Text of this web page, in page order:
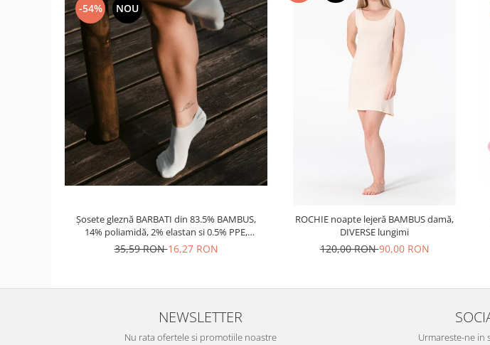
-54% NOU
Șosete gleznă BARBATI din 83.5% BAMBUS,
14% poliamidă, 2% elastan si 0.5% PPE,
grosime medie
35,59 RON16,27 RON
ROCHIE noapte lejeră BAMBUS damă,
DIVERSE lungimi
120,00 RON90,00 RON
NEWSLETTER
Nu rata ofertele si promotiile noastre Urmareste-ne in